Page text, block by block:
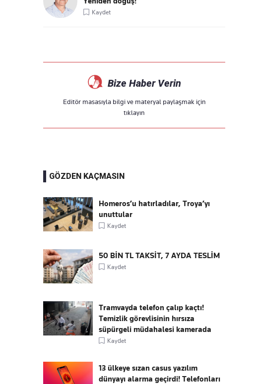
Kaydet
Bize Haber Verin
Editör masasıyla bilgi ve materyal paylaşmak için
tıklayın
GÖZDEN KAÇMASIN
Homeros’u hatırladılar, Troya’yı
unuttular
Kaydet
50 BİN TL TAKSİT, 7 AYDA TESLİM
Kaydet
Tramvayda telefon çalıp kaçtı!
Temizlik görevlisinin hırsıza
süpürgeli müdahalesi kamerada
Kaydet
13 ülkeye sızan casus yazılım
dünyayı alarma geçirdi! Telefonları